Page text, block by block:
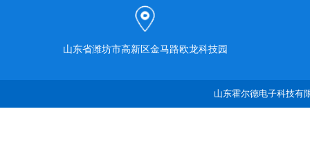
山东省潍坊市高新区金马路欧龙科技园
山东霍尔德电子科技有